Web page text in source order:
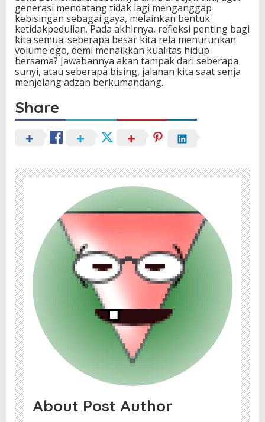
generasi mendatang tidak lagi menganggap
kebisingan sebagai gaya, melainkan bentuk
ketidakpedulian. Pada akhirnya, refleksi penting bagi
kita semua: seberapa besar kita rela menurunkan
volume ego, demi menaikkan kualitas hidup
bersama? Jawabannya akan tampak dari seberapa
sunyi, atau seberapa bising, jalanan kita saat senja
menjelang adzan berkumandang.
Share
About Post Author